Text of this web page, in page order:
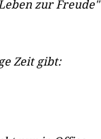
zur Freude"
Zeit gibt: